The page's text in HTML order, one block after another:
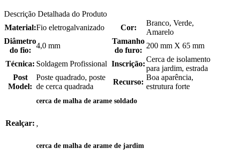
Descrição Detalhada do Produto
Material:Fio eletrogalvanizado Cor:
Branco, Verde,
Amarelo
Diâmetro
do fio:
4,0 mm
Tamanho
do furo:
200 mm X 65 mm
Técnica: Soldagem Profissional Inscrição:
Cerca de isolamento
para jardim, estrada
Post
Model:
Poste quadrado, poste
de cerca quadrada
Recurso:
Boa aparência,
estrutura forte
Realçar:
cerca de malha de arame soldado
,
cerca de malha de arame de jardim